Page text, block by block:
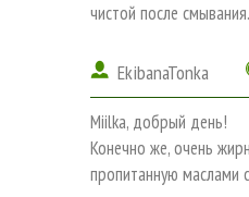
чистой после смывания.
EkibanaTonka
Miilka, добрый день!
Конечно же, очень
пропитанную маслами